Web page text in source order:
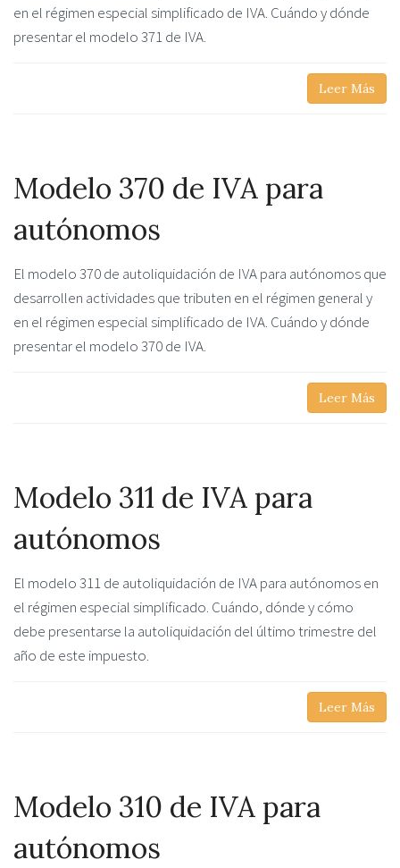
en el régimen especial simplificado de IVA. Cuándo y dónde
presentar el modelo 371 de IVA.
Leer Más
Modelo 370 de IVA para
autónomos
El modelo 370 de autoliquidación de IVA para autónomos que
desarrollen actividades que tributen en el régimen general y
en el régimen especial simplificado de IVA. Cuándo y dónde
presentar el modelo 370 de IVA.
Leer Más
Modelo 311 de IVA para
autónomos
El modelo 311 de autoliquidación de IVA para autónomos en
el régimen especial simplificado. Cuándo, dónde y cómo
debe presentarse la autoliquidación del último trimestre del
año de este impuesto.
Leer Más
Modelo 310 de IVA para
autónomos